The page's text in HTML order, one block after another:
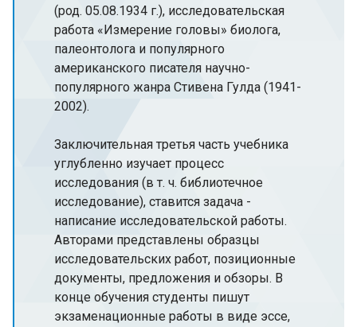
(род. 05.08.1934 г.), исследовательская
работа «Измерение головы» биолога,
палеонтолога и популярного
американского писателя научно-
популярного жанра Стивена Гулда (1941-
2002).
Заключительная третья часть учебника
углубленно изучает процесс
исследования (в т. ч. библиотечное
исследование), ставится задача -
написание исследовательской работы.
Авторами представлены образцы
исследовательских работ, позиционные
документы, предложения и обзоры. В
конце обучения студенты пишут
экзаменационные работы в виде эссе,